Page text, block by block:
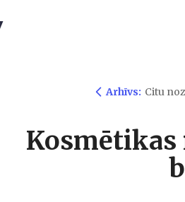
Arhīvs: Citu
Kosmētikas